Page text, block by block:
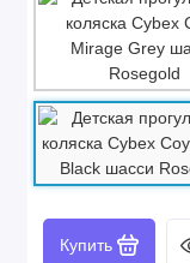
Купить